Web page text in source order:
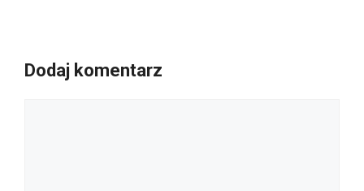
Dodaj komentarz